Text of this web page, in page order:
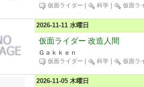
仮面ライダー 科学 仮面ラ
2026-11-11 水曜日
仮面ライダー 改造人間
Ｇａｋｋｅｎ
仮面ライダー 科学 仮面ラ
2026-11-05 木曜日